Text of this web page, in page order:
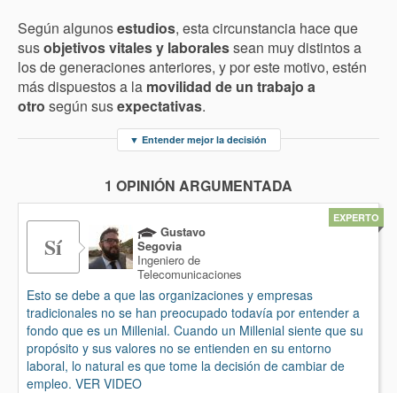
Según algunosestudios, esta circunstancia hace que
susobjetivos vitales y laboralessean muy distintos a
los de generaciones anteriores, y por este motivo, estén
más dispuestos a la movilidad de un trabajo a
otro según susexpectativas.
▼ Entender mejor la decisión
1 OPINIÓN ARGUMENTADA
Sí
Gustavo
Segovia
Ingeniero de
Telecomunicaciones
Esto se debe a que las organizaciones y empresas
tradicionales no se han preocupado todavía por entender a
fondo que es un Millenial. Cuando un Millenial siente que su
propósito y sus valores no se entienden en su entorno
laboral, lo natural es que tome la decisión de cambiar de
empleo. VER VIDEO
EXPERTO